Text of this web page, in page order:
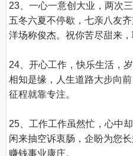
23、一心一意创大业，两次
五冬六夏不停歇，七亲八友
洋场称俊杰。祝你苦尽甜来，
24、开心工作，快乐生活，
相知是缘，人生道路大步向
征程就靠专注。
25、工作工作虽然忙，心中
闲来抽空诉衷肠，企盼为您
赚钱事业康庄。